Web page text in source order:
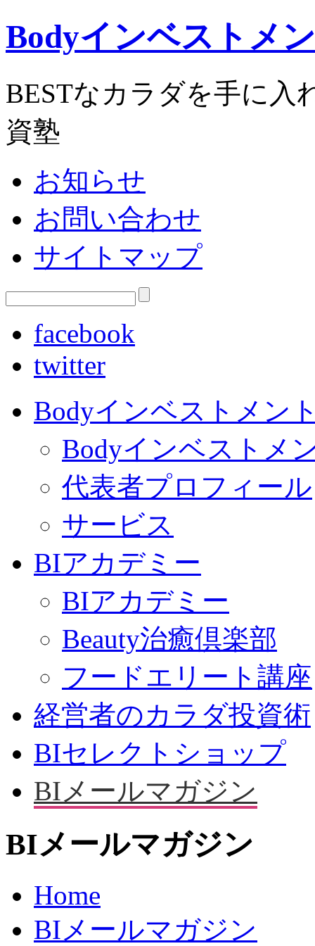
Bodyインベストメ
BESTなカラダを手に入
資塾
お知らせ
お問い合わせ
サイトマップ
facebook
twitter
Bodyインベストメン
Bodyインベストメ
代表者プロフィール
サービス
BIアカデミー
BIアカデミー
Beauty治癒倶楽部
フードエリート講座
経営者のカラダ投資術
BIセレクトショップ
BIメールマガジン
BIメールマガジン
Home
BIメールマガジン